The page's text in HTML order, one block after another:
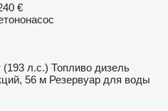
€
(193 л.с.) Топливо дизель
56 м Резервуар для воды